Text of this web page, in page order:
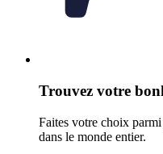
Trouvez votre
Faites votre choix
dans le monde entier.